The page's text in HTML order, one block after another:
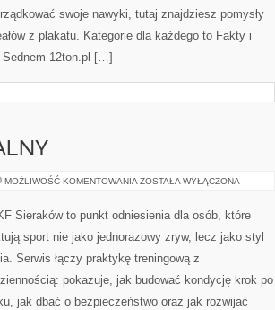
swoje nawyki, tutaj znajdziesz pomysły
z plakatu. Kategorie dla każdego to Fakty i
Sednem 12ton.pl […]
MOŻLIWOŚĆ KOMENTOWANIA TRENING
ZOSTAŁA WYŁĄCZONA
Sieraków to punkt odniesienia dla osób, które
sport nie jako jednorazowy zryw, lecz jako styl
Serwis łączy praktykę treningową z
pokazuje, jak budować kondycję krok po
jak dbać o bezpieczeństwo oraz jak rozwijać